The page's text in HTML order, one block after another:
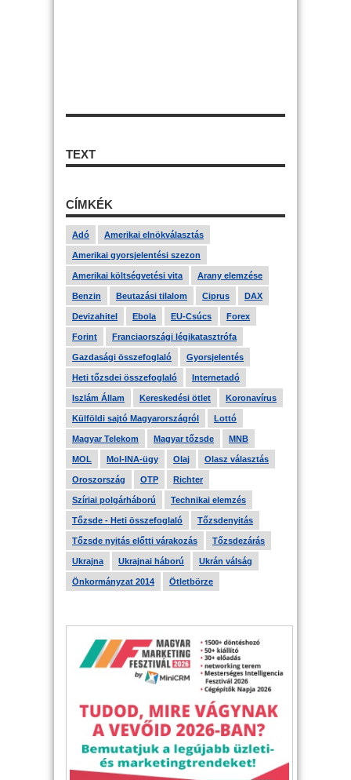
TEXT
CÍMKÉK
Adó Amerikai elnökválasztás
Amerikai gyorsjelentési szezon
Amerikai költségvetési vita Arany elemzése
Benzin Beutazási tilalom Ciprus DAX
Devizahitel Ebola EU-Csúcs Forex
Forint Franciaországi légikatasztrófa
Gazdasági összefoglaló Gyorsjelentés
Heti tőzsdei összefoglaló Internetadó
Iszlám Állam Kereskedési ötlet Koronavírus
Külföldi sajtó Magyarországról Lottó
Magyar Telekom Magyar tőzsde MNB
MOL Mol-INA-ügy Olaj Olasz választás
Oroszország OTP Richter
Szíriai polgárháború Technikai elemzés
Tőzsde - Heti összefoglaló Tőzsdenyitás
Tőzsde nyitás előtti várakozás Tőzsdezárás
Ukrajna Ukrajnai háború Ukrán válság
Önkormányzat 2014 Ötletbörze